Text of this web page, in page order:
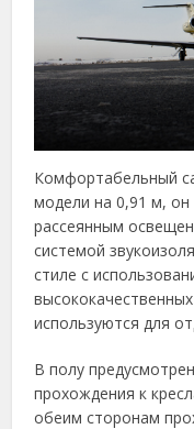
Комфортабельный
модели на 0,91 м,
рассеянным
системой
стиле с
используются для
В полу
прохождения к
обеим сторонам